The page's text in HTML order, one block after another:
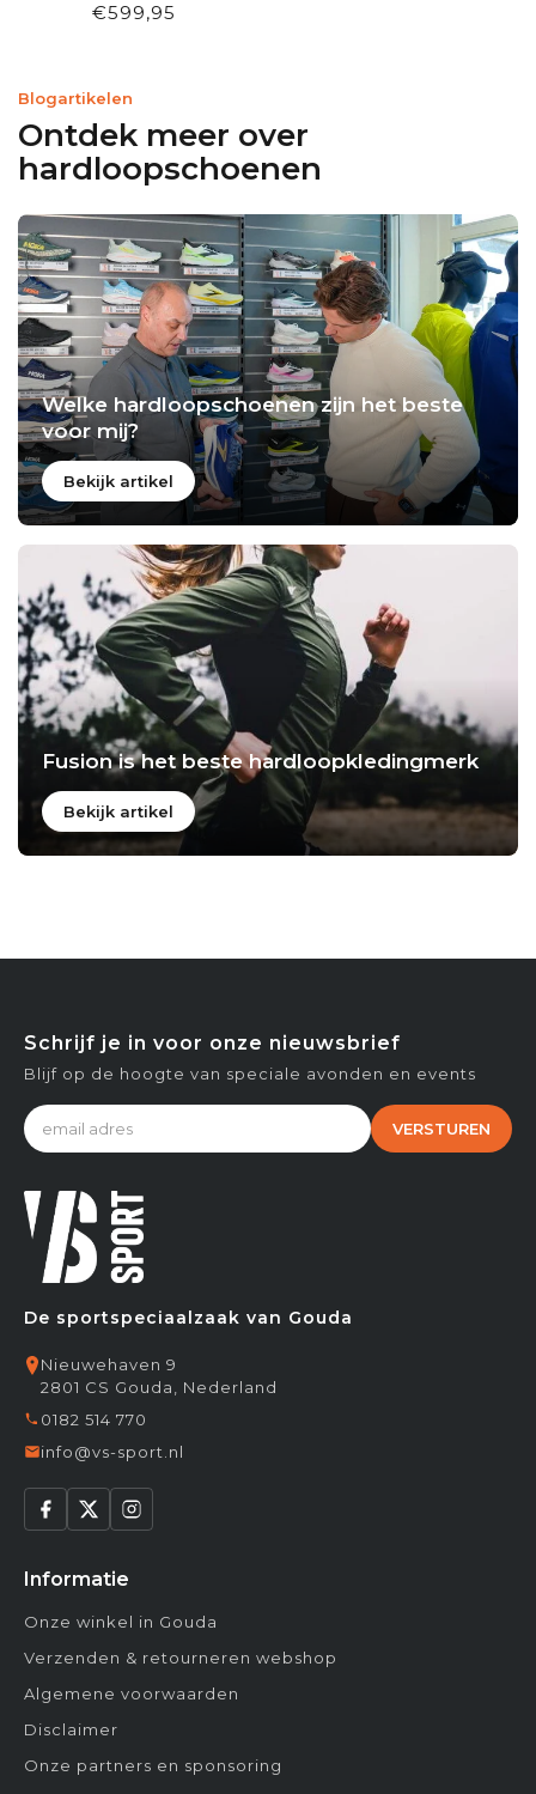
€599,95
Blogartikelen
Ontdek meer over
hardloopschoenen
Welke hardloopschoenen zijn het beste
voor mij?
Bekijk artikel
Fusion is het beste hardloopkledingmerk
Bekijk artikel
De sportspeciaalzaak van Gouda
Nieuwehaven 9
2801 CS Gouda, Nederland
0182 514 770
info@vs-sport.nl
Informatie
Onze winkel in Gouda
Verzenden & retourneren webshop
Algemene voorwaarden
Disclaimer
Onze partners en sponsoring
Schrijf je in voor onze nieuwsbrief
Blijf op de hoogte van speciale avonden en events
VERSTUREN